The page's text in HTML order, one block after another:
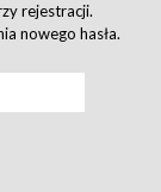
rejestracji.
nowego hasła.